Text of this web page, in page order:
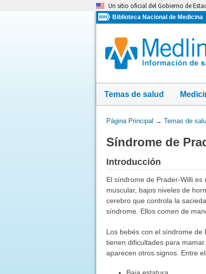
Un sitio oficial del Gobierno de
Biblioteca Nacional de Medicina
Temas de salud
Usted
aquí:
Página Principal → Temas de
Síndrome de
Introducción
El síndrome de Prader-Willi
muscular, bajos niveles de
cerebro que controla la
síndrome. Ellos comen de
Los bebés con el síndrome de
tienen dificultades para
aparecen otros signos. Entre